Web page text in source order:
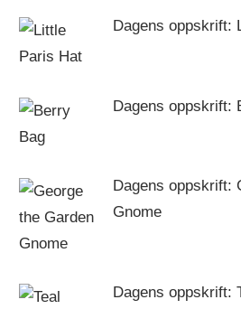
Dagens oppskrift:
Dagens oppskrift:
Dagens oppskrift:
Gnome
Dagens oppskrift: